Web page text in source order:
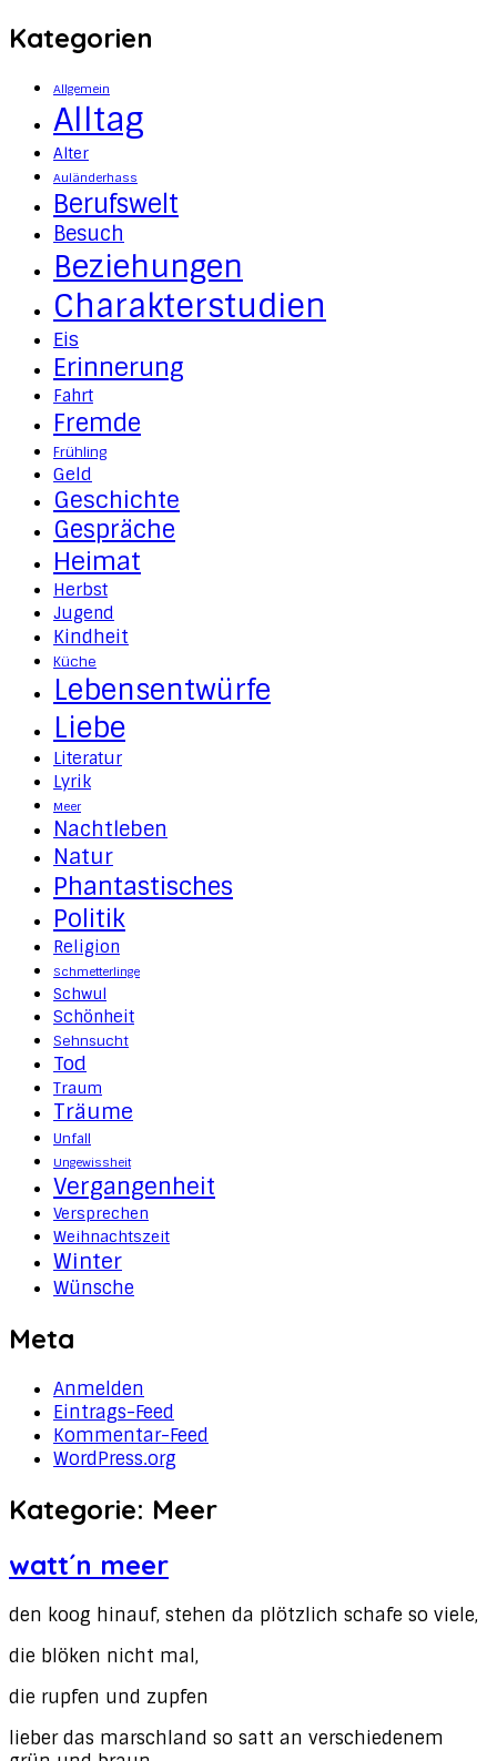
Kategorien
Allgemein
Alltag
Alter
Auländerhass
Berufswelt
Besuch
Beziehungen
Charakterstudien
Eis
Erinnerung
Fahrt
Fremde
Frühling
Geld
Geschichte
Gespräche
Heimat
Herbst
Jugend
Kindheit
Küche
Lebensentwürfe
Liebe
Literatur
Lyrik
Meer
Nachtleben
Natur
Phantastisches
Politik
Religion
Schmetterlinge
Schwul
Schönheit
Sehnsucht
Tod
Traum
Träume
Unfall
Ungewissheit
Vergangenheit
Versprechen
Weihnachtszeit
Winter
Wünsche
Meta
Anmelden
Eintrags-Feed
Kommentar-Feed
WordPress.org
Kategorie: Meer
watt´n meer
den koog hinauf, stehen da plötzlich schafe so viele,
die blöken nicht mal,
die rupfen und zupfen
lieber das marschland so satt an verschiedenem